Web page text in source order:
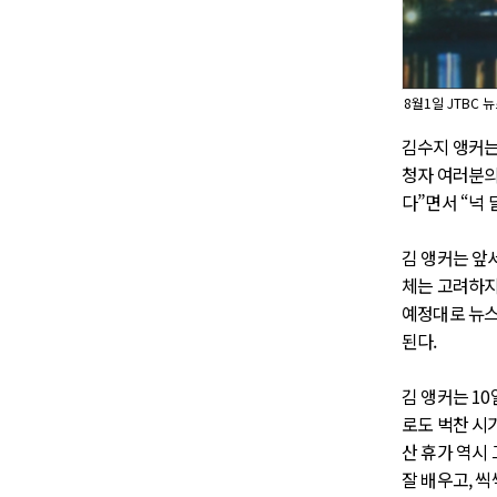
8월1일 JTBC
김수지 앵커
청자 여러분
다”면서 “넉
김 앵커는 앞
체는 고려하
예정대로 뉴
된다.
김 앵커는
로도 벅찬 시
산 휴가 역시
잘 배우고,